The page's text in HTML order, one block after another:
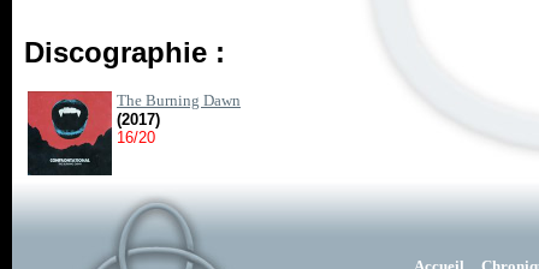
Discographie :
The Burning Dawn
(2017)
16/20